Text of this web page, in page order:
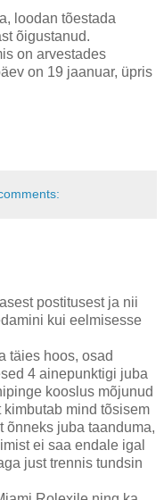
loodan tõestada
õigustanud.
on arvestades
on 19 jaanuar, üpris
postitusest ja nii
kui eelmisesse
täies hoos, osad
4 ainepunktigi juba
kooslus mõjunud
mind tõsisem
õnneks juba taanduma,
ei saa endale igal
just trennis tundsin